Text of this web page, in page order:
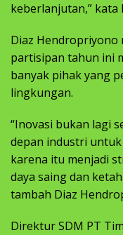
keberlanjutan,”
Diaz Hendropriyono
partisipan tahun ini
banyak pihak yang
lingkungan.
“Inovasi bukan lagi
depan industri
karena itu menjadi
daya saing dan
tambah Diaz
Direktur SDM PT